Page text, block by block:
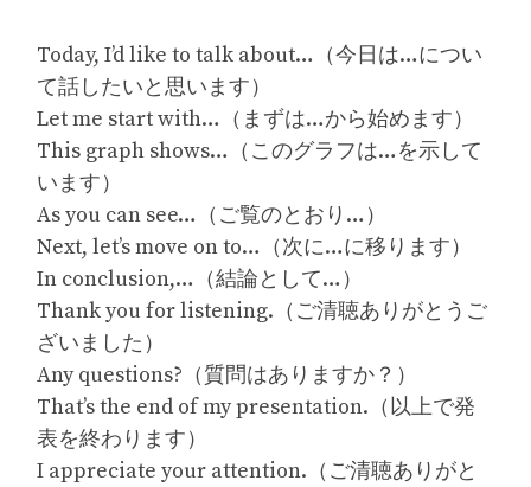
Today, I’d like to talk about…（今日は…につい
て話したいと思います）
Let me start with…（まずは…から始めます）
This graph shows…（このグラフは…を示して
います）
As you can see…（ご覧のとおり…）
Next, let’s move on to…（次に…に移ります）
In conclusion,…（結論として…）
Thank you for listening.（ご清聴ありがとうご
ざいました）
Any questions?（質問はありますか？）
That’s the end of my presentation.（以上で発
表を終わります）
I appreciate your attention.（ご清聴ありがと